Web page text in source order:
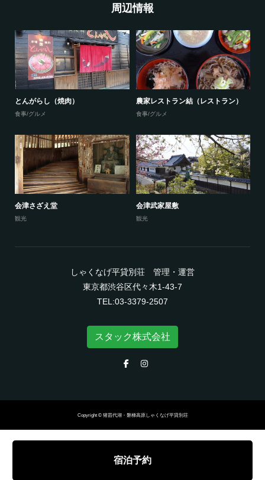
周辺情報
とんがらし（焼肉）
食事/グルメ
農家レストラン結（レストラン）
食事/グルメ
会津さざえ堂
観光
会津武家屋敷
観光
しゃくなげ平貸別荘 管理・運営
東京都渋谷区代々木1-43-7
TEL:03-3379-2507
スタック株式会社
Copyright © 猪苗代湖・磐梯高原しゃくなげ平貸別荘
宿泊予約